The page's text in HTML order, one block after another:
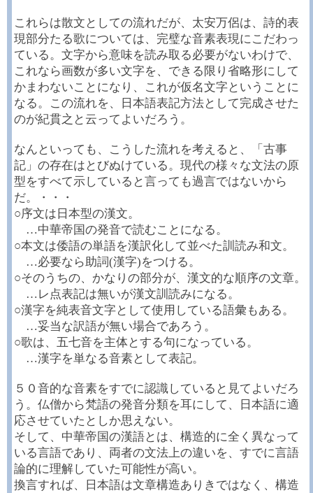
これらは散文としての流れだが、太安万侶は、詩的表
現部分たる歌については、完璧な音素表現にこだわっ
ている。文字から意味を読み取る必要がないわけで、
これなら画数が多い文字を、できる限り省略形にして
かまわないことになり、これが仮名文字ということに
なる。この流れを、日本語表記方法として完成させた
のが紀貫之と云ってよいだろう。
なんといっても、こうした流れを考えると、「古事
記」の存在はとびぬけている。現代の様々な文法の原
型をすべて示していると言っても過言ではないから
だ。・・・
○序文は日本型の漢文。
…中華帝国の発音で読むことになる。
○本文は倭語の単語を漢訳化して並べた訓読み和文。
…必要なら助詞(漢字)をつける。
○そのうちの、かなりの部分が、漢文的な順序の文章。
…レ点表記は無いが漢文訓読みになる。
○漢字を純表音文字として使用している語彙もある。
…妥当な訳語が無い場合であろう。
○歌は、五七音を主体とする句になっている。
…漢字を単なる音素として表記。
５０音的な音素をすでに認識していると見てよいだろ
う。仏僧から梵語の発音分類を耳にして、日本語に適
応させていたとしか思えない。
そして、中華帝国の漢語とは、構造的に全く異なって
いる言語であり、両者の文法上の違いを、すでに言語
論的に理解していた可能性が高い。
換言すれば、日本語は文章構造ありきではなく、構造